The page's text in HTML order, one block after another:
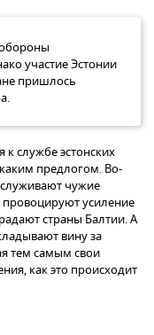
участие Эстонии
пришлось
к службе эстонских
предлогом. Во-
чужие
усиление
страны Балтии. А
вину за
тем самым свои
как это происходит